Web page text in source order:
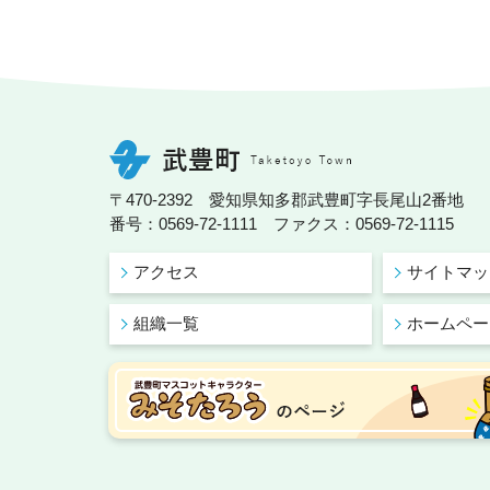
〒470-2392 愛知県知多郡武豊町字長尾山2番地
番号：0569-72-1111 ファクス：0569-72-1115
アクセス サイトマ
組織一覧 ホームペ